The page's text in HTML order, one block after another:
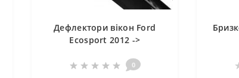
Дефлектори вікон Ford
Ecosport 2012 ->
0